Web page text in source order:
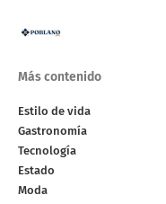
Más contenido
Estilo de vida
Gastronomía
Tecnología
Estado
Moda